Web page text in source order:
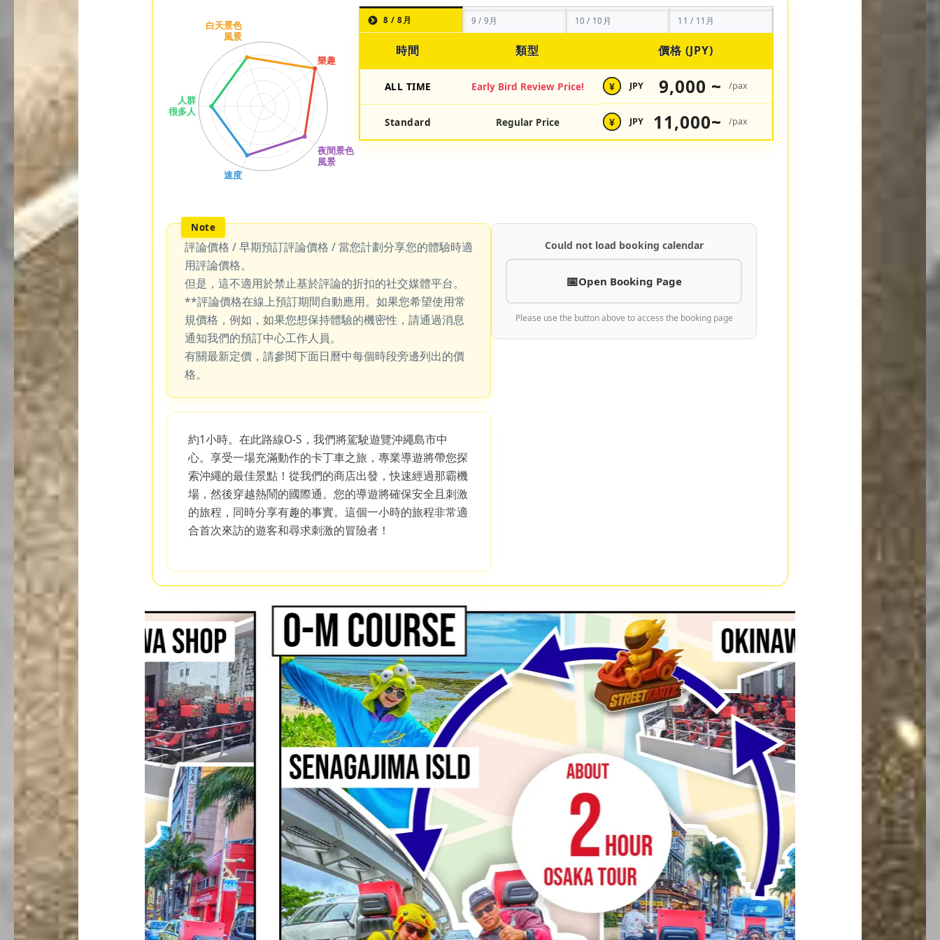
8 / 8月 9 / 9月 10 / 10月 11 / 11月
時間 類型 價格 (JPY)
ALL TIME Early Bird Review Price! ¥ JPY 9,000 ~ /pax
Standard Regular Price ¥ JPY 11,000~ /pax
評論價格 / 早期預訂評論價格 / 當您計劃分享您的體驗時適
用評論價格。
但是，這不適用於禁止基於評論的折扣的社交媒體平台。
**評論價格在線上預訂期間自動應用。如果您希望使用常
規價格，例如，如果您想保持體驗的機密性，請通過消息
通知我們的預訂中心工作人員。
有關最新定價，請參閱下面日曆中每個時段旁邊列出的價
格。
約1小時。在此路線O-S，我們將駕駛遊覽沖繩島市中
心。享受一場充滿動作的卡丁車之旅，專業導遊將帶您探
索沖繩的最佳景點！從我們的商店出發，快速經過那霸機
場，然後穿越熱鬧的國際通。您的導遊將確保安全且刺激
的旅程，同時分享有趣的事實。這個一小時的旅程非常適
合首次來訪的遊客和尋求刺激的冒險者！
Could not load booking calendar
Open Booking Page
Please use the button above to access the booking page